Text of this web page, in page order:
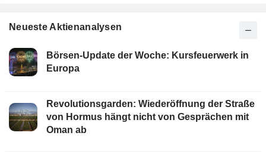
Neueste Aktienanalysen
Börsen-Update der Woche: Kursfeuerwerk in
Europa
Revolutionsgarden: Wiederöffnung der Straße
von Hormus hängt nicht von Gesprächen mit
Oman ab